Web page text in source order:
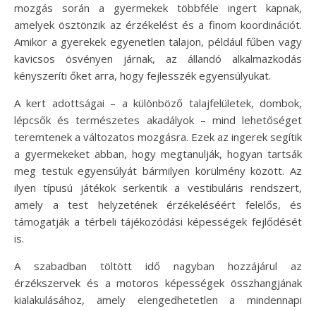
mozgás során a gyermekek többféle ingert kapnak,
amelyek ösztönzik az érzékelést és a finom koordinációt.
Amikor a gyerekek egyenetlen talajon, például fűben vagy
kavicsos ösvényen járnak, az állandó alkalmazkodás
kényszeríti őket arra, hogy fejlesszék egyensúlyukat.
A kert adottságai – a különböző talajfelületek, dombok,
lépcsők és természetes akadályok – mind lehetőséget
teremtenek a változatos mozgásra. Ezek az ingerek segítik
a gyermekeket abban, hogy megtanulják, hogyan tartsák
meg testük egyensúlyát bármilyen körülmény között. Az
ilyen típusú játékok serkentik a vestibuláris rendszert,
amely a test helyzetének érzékeléséért felelős, és
támogatják a térbeli tájékozódási képességek fejlődését
is.
A szabadban töltött idő nagyban hozzájárul az
érzékszervek és a motoros képességek összhangjának
kialakulásához, amely elengedhetetlen a mindennapi